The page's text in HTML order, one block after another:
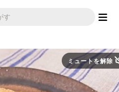
ミュートを解除